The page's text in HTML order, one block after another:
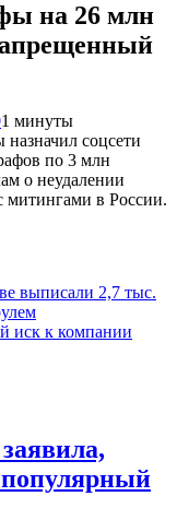
на 26 млн
1 минуты
соцсети
по 3 млн
о неудалении
митингами в России.
выписали 2,7 тыс.
иск к компании
популярный